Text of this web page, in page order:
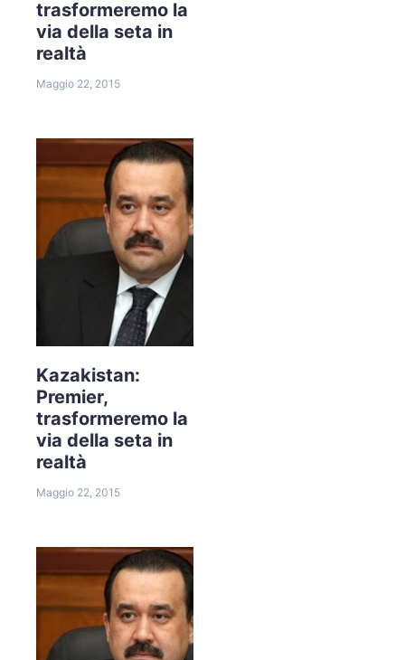
trasformeremo la
via della seta in
realtà
Maggio 22, 2015
Kazakistan:
Premier,
trasformeremo la
via della seta in
realtà
Maggio 22, 2015